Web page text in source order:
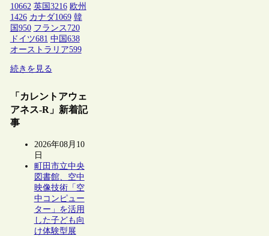
10662 英国 3216 欧州
1426 カナダ1069 韓
国 950 フランス 720
ドイツ681 中国 638
オーストラリア599
続きを見る
「カレントアウェ
アネス-R」新着記
事
2026年08月10
日
町田市立中央
図書館、空中
映像技術「空
中コンピュー
ター」を活用
した子ども向
け体験型展